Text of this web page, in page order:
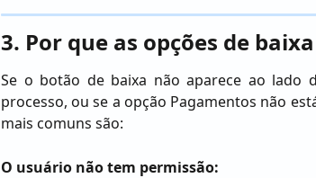
3. Por que as opções de
Se o botão de baixa não aparece ao lado
processo, ou se a opção Pagamentos não
mais comuns são:
O usuário não tem permissão: